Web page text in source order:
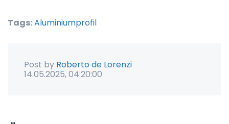
Tags:Aluminiumprofil
Post by Roberto de Lorenzi
14.05.2025, 04:20:00